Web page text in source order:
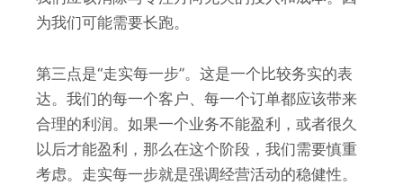
为我们可能需要长跑。
第三点是“走实每一步”。这是一个比较务实的表
达。我们的每一个客户、每一个订单都应该带来
合理的利润。如果一个业务不能盈利，或者很久
以后才能盈利，那么在这个阶段，我们需要慎重
考虑。走实每一步就是强调经营活动的稳健性。